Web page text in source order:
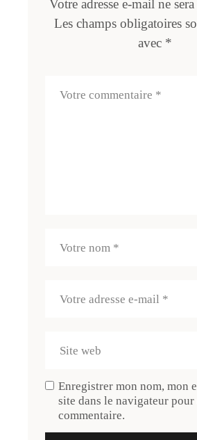
Votre adresse e-mail ne
Les champs obligatoires
avec *
Enregistrer mon nom, mon
site dans le navigateur
commentaire.